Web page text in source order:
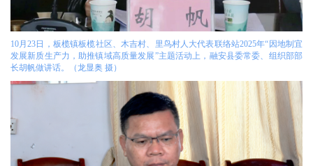
10月23日，板榄镇板榄社区、木吉村、里鸟村人大代表联络站2025年“因地制宜
发展新质生产力，助推镇域高质量发展”主题活动上，融安县委常委、组织部部
长胡帆做讲话。（龙显奥 摄）